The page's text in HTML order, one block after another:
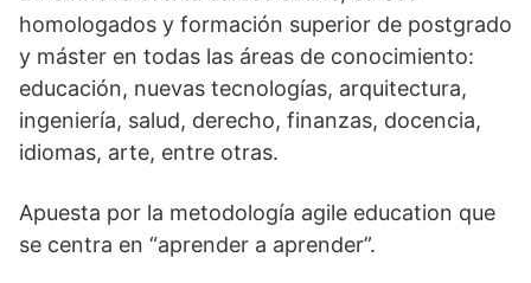
homologados y formación superior de postgrado
y máster en todas las áreas de conocimiento:
educación, nuevas tecnologías, arquitectura,
ingeniería, salud, derecho, finanzas, docencia,
idiomas, arte, entre otras.
Apuesta por la metodología agile education que
se centra en “aprender a aprender”.